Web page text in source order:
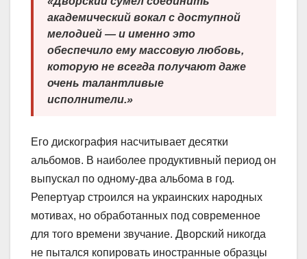
академический вокал с доступной
мелодией — и именно это
обеспечило ему массовую любовь,
которую не всегда получают даже
очень талантливые
исполнители.»
Его дискография насчитывает десятки
альбомов. В наиболее продуктивный период он
выпускал по одному-два альбома в год.
Репертуар строился на украинских народных
мотивах, но обработанных под современное
для того времени звучание. Дворский никогда
не пытался копировать иностранные образцы